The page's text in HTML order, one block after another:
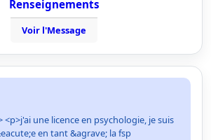
Renseignements
Voir l'Message
<p>j'ai une licence en psychologie, je suis
en tant &agrave; la fsp